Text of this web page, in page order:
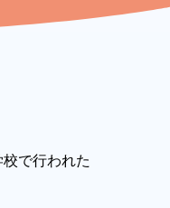
で行われた